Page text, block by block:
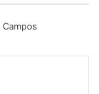
Campos